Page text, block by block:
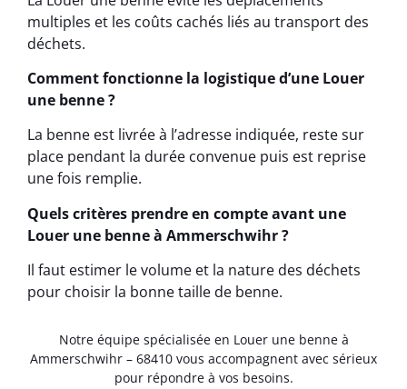
multiples et les coûts cachés liés au transport des
déchets.
Comment fonctionne la logistique d’une Louer
une benne ?
La benne est livrée à l’adresse indiquée, reste sur
place pendant la durée convenue puis est reprise
une fois remplie.
Quels critères prendre en compte avant une
Louer une benne à Ammerschwihr ?
Il faut estimer le volume et la nature des déchets
pour choisir la bonne taille de benne.
Notre équipe spécialisée en Louer une benne à
Ammerschwihr – 68410 vous accompagnent avec sérieux
pour répondre à vos besoins.